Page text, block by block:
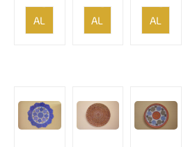
AL
CARRITO
AL
CARRITO
AL
CARRITO